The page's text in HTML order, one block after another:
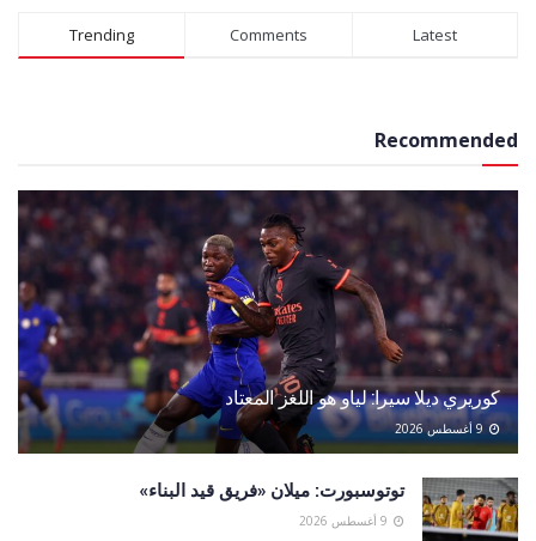
Alternative:
Trending Comments Latest
Recommended
كوريري ديلا سيرا: لياو هو اللغز المعتاد
توتوسبورت: ميلان «فريق قيد البناء»